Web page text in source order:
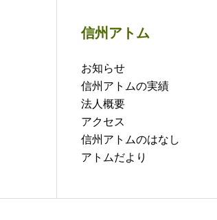
信州アトム
お知らせ
信州アトムの実績
法人概要
アクセス
信州アトムのはなし
アトムだより